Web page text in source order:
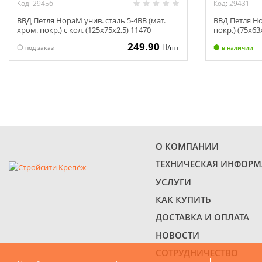
Код: 29456
ВВД Петля НораМ унив. сталь 5-4ВВ (мат.
хром. покр.) с кол. (125х75х2,5) 11470
под заказ 249.90 /шт
Код: 29431
ВВД Петля
покр.)
в наличии
О КОМПАНИИ
ТЕХНИЧЕСКАЯ
УСЛУГИ
КАК КУПИТЬ
ДОСТАВКА И ОПЛАТА
НОВОСТИ
СОТРУДНИЧЕСТВО